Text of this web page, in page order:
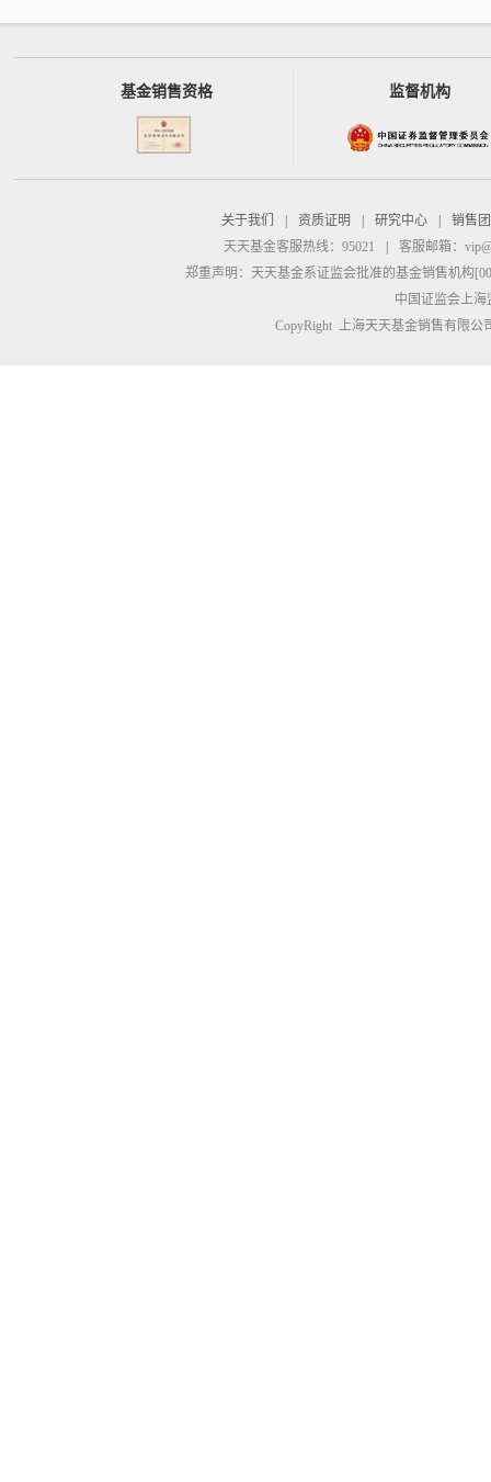
基金销售资格 监督机构
关于我们 资质证明 研究中心
销售
天天基金客服热线：95021
客服邮箱：
郑重声明： 天天基金系证监会批准的基金销售机构
中国证监会上
CopyRight 上海天天基金销售有限